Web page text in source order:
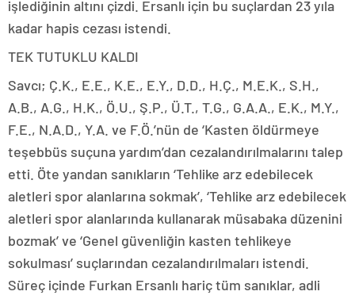
işlediğinin altını çizdi. Ersanlı için bu suçlardan 23 yıla
kadar hapis cezası istendi.
TEK TUTUKLU KALDI
Savcı; Ç.K., E.E., K.E., E.Y., D.D., H.Ç., M.E.K., S.H.,
A.B., A.G., H.K., Ö.U., Ş.P., Ü.T., T.G., G.A.A., E.K., M.Y.,
F.E., N.A.D., Y.A. ve F.Ö.’nün de ‘Kasten öldürmeye
teşebbüs suçuna yardım’dan cezalandırılmalarını talep
etti. Öte yandan sanıkların ‘Tehlike arz edebilecek
aletleri spor alanlarına sokmak’, ‘Tehlike arz edebilecek
aletleri spor alanlarında kullanarak müsabaka düzenini
bozmak’ ve ‘Genel güvenliğin kasten tehlikeye
sokulması’ suçlarından cezalandırılmaları istendi.
Süreç içinde Furkan Ersanlı hariç tüm sanıklar, adli